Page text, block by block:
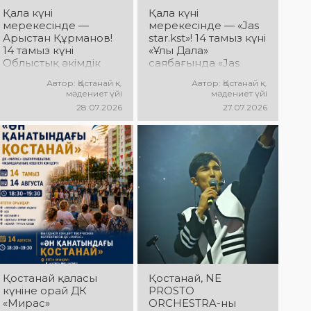
пысықталды
Қала күні
мерекесінде —
Арыстан Құрманов!
14 тамыз күні
Облыстық әкімдік
Құрмановтың
«Айналдым атыңнан,
Қостанай» атты
концерттік
бағдарламасы өтеді!
Сіздерді сүйікті
әндер, әсерлі
орындау мен
көтеріңкі мерекелік
көңіл күй күтеді!
Автор: Қостанай қ.
мәдениет үйі
28.07.2026
Қала күні
мерекесінде — «Jas
star.kst»! 14 тамыз күні
«Ұлы Дала»
саябағында «Jas
шығармашылық
жеңімпаздарының
концерті өтеді!
таланттардың
жарқын өнері,
заманауи әндер,
қуатты энергия мен
мерекелік көңіл күй
күтеді!
Автор: Қостанай қ.
мәдениет үйі
27.07.2026
Қостанай қаласы
күніне орай ДК
«Мирас»
Қостанай, NE
PROSTO
ORCHESTRA-ны